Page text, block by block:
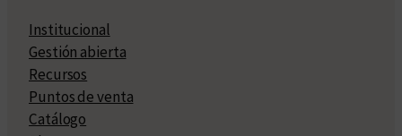
Institucional
Gestión abierta
Recursos
Puntos de venta
Catálogo